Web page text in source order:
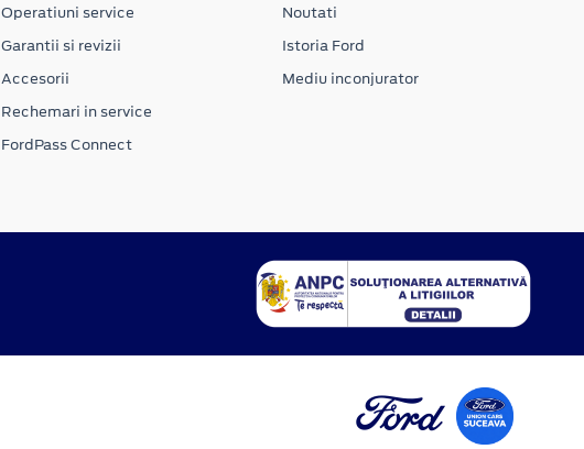
Operatiuni service
Garantii si revizii
Accesorii
Rechemari in service
FordPass Connect
Noutati
Istoria Ford
Mediu inconjurator